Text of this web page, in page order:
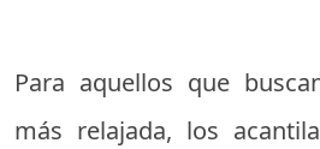
Para aquellos que
más relajada, los